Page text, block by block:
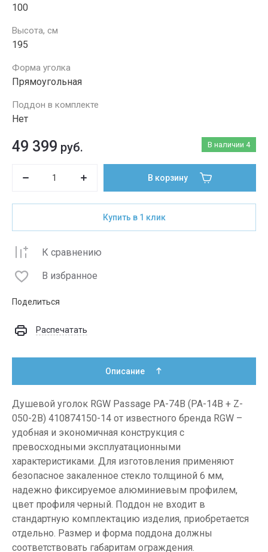
100
Высота, см
195
Форма уголка
Прямоугольная
Поддон в комплекте
Нет
В наличии 4
49 399 руб.
В корзину
Купить в 1 клик
К сравнению
В избранное
Поделиться
Распечатать
Описание
Душевой уголок RGW Passage PA-74B (PA-14B + Z-
050-2B) 410874150-14 от известного бренда RGW –
удобная и экономичная конструкция с
превосходными эксплуатационными
характеристиками. Для изготовления применяют
безопасное закаленное стекло толщиной 6 мм,
надежно фиксируемое алюминиевым профилем,
цвет профиля черный. Поддон не входит в
стандартную комплектацию изделия, приобретается
отдельно. Размер и форма поддона должны
соответствовать габаритам ограждения.